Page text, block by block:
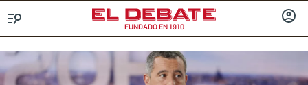
FUNDADO EN 1910